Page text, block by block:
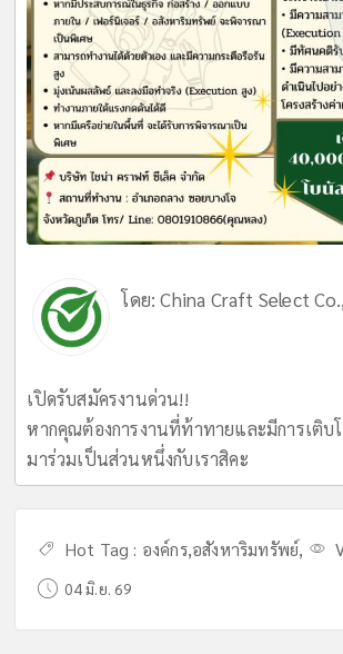
โดย:China Craft Select
เปิดรับสมัครงานด่วน!!
หากคุณต้องการงานที่ท้าทายและมีการเติบ
มาร่วมเป็นส่วนหนึ่งกับเราสิคะ
Hot Tag : องค์กร,อสังหาริมทรัพย์,
04 มิ.ย. 69